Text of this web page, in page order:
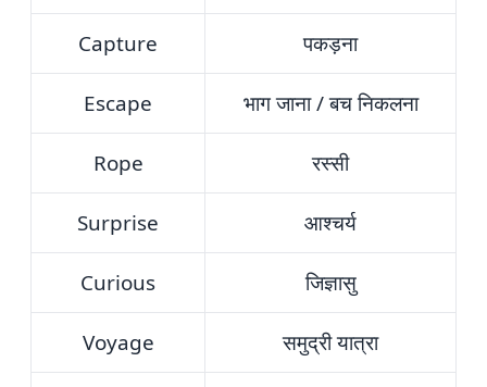
Capture पकड़ना
Escape भाग जाना / बच निकलना
Rope रस्सी
Surprise आश्चर्य
Curious जिज्ञासु
Voyage समुद्री यात्रा